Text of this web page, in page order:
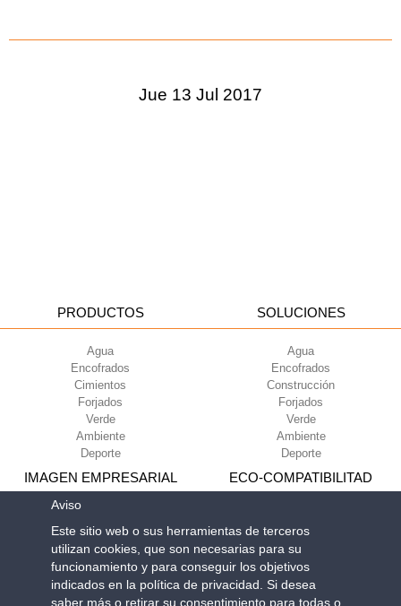
Jue 13 Jul 2017
PRODUCTOS
Agua
Encofrados
Cimientos
Forjados
Verde
Ambiente
Deporte
SOLUCIONES
Agua
Encofrados
Construcción
Forjados
Verde
Ambiente
Deporte
IMAGEN EMPRESARIAL
Condiciones de venta
Sobre nosotros
Newsletter
ECO-COMPATIBILITAD
Aviso
Este sitio web o sus herramientas de terceros
utilizan cookies, que son necesarias para su
funcionamiento y para conseguir los objetivos
indicados en la política de privacidad. Si desea
saber más o retirar su consentimiento para todas o